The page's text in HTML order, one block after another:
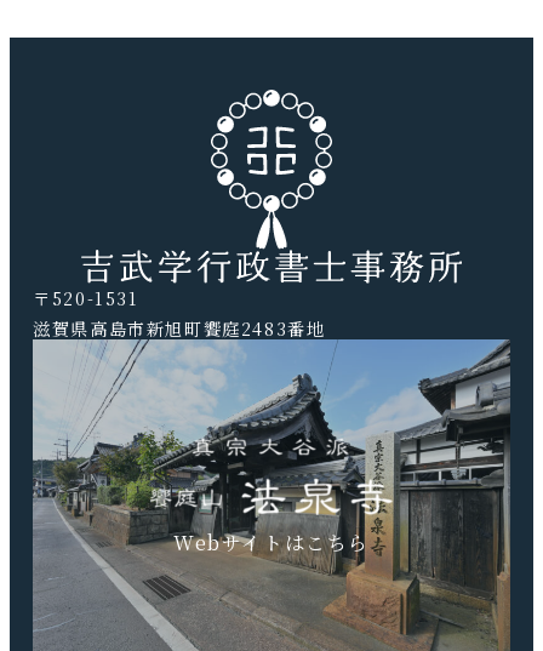
〒520-1531
滋賀県高島市新旭町饗庭2483番地
TEL.0740-20-9041 FAX.0740-20-9042
Webサイトはこちら